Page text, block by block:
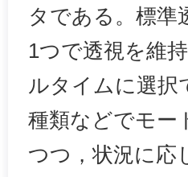
タである。標準
1つで透視を維
ルタイムに選択
種類などでモー
つつ，状況に応